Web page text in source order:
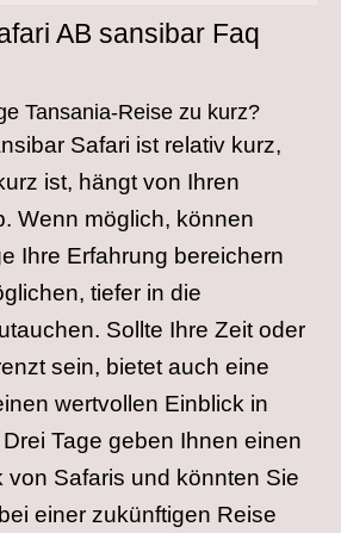
AB sansibar Faq
Tansania-Reise zu kurz?
Safari ist relativ kurz,
ist, hängt von Ihren
Wenn möglich, können
Ihre Erfahrung bereichern
tiefer in die
Sollte Ihre Zeit oder
sein, bietet auch eine
wertvollen Einblick in
Tage geben Ihnen einen
von Safaris und könnten Sie
einer zukünftigen Reise